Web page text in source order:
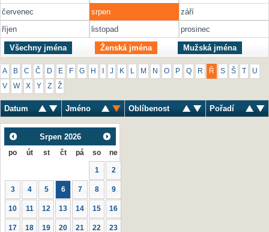
červenec
srpen
září
říjen
listopad prosinec
Všechny jména Ženská jména Mužská jména
A B C Č D E F G H J K M N O P Q R Ř S Š U
V W X Y Z Ž
Datum Jméno Oblíbenost Pořadí
Srpen 2026
po út st čt pá so ne
1 2
3 4 5 6 7 8 9
10 11 12 13 14 15 16
17 18 19 20 21 22 23